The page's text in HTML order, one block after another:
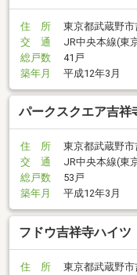
住 所
東京都武蔵野
交 通
JR中央本線(東
総戸数
41戸
築年月
平成12年3月
パークスクエア吉祥
住 所
東京都武蔵野
交 通
JR中央本線(東
総戸数
53戸
築年月
平成12年3月
フドウ吉祥寺ハイツ
住 所
東京都武蔵野